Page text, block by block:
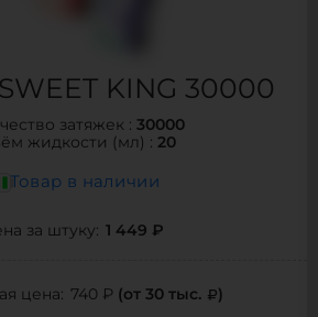
KING 30000
затяжек : 30000
жидкости (мл) : 20
Товар в наличии
за штуку: 1 449 ₽
цена: 740 ₽ (от 30 тыс. )